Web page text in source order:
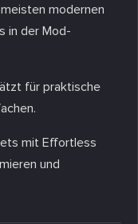
modernen
in der Mod-
für praktische
mit Effortless
und